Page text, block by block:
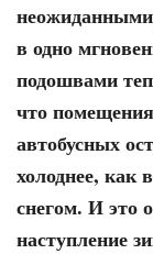
в одно
подошвами
что
автобусных
холоднее, как
снегом. И это
наступление